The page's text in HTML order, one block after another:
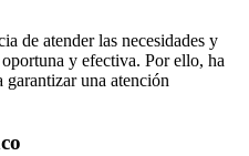
de atender las necesidades y
y efectiva. Por ello, ha
garantizar una atención